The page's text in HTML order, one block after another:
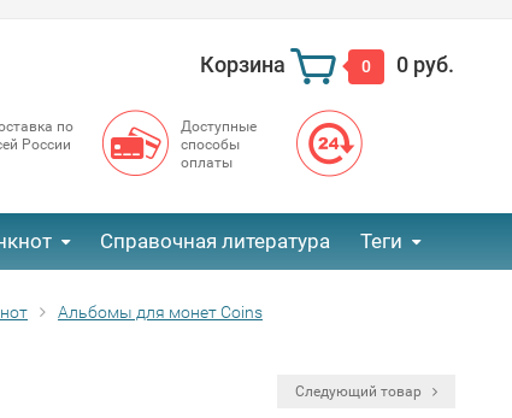
Корзина 0 0 руб.
по
России
Доступные
способы
оплаты
Справочная литература Теги
Альбомы для монет Coins
Следующий товар